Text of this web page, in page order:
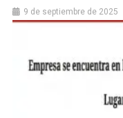
9 de septiembre de 2025